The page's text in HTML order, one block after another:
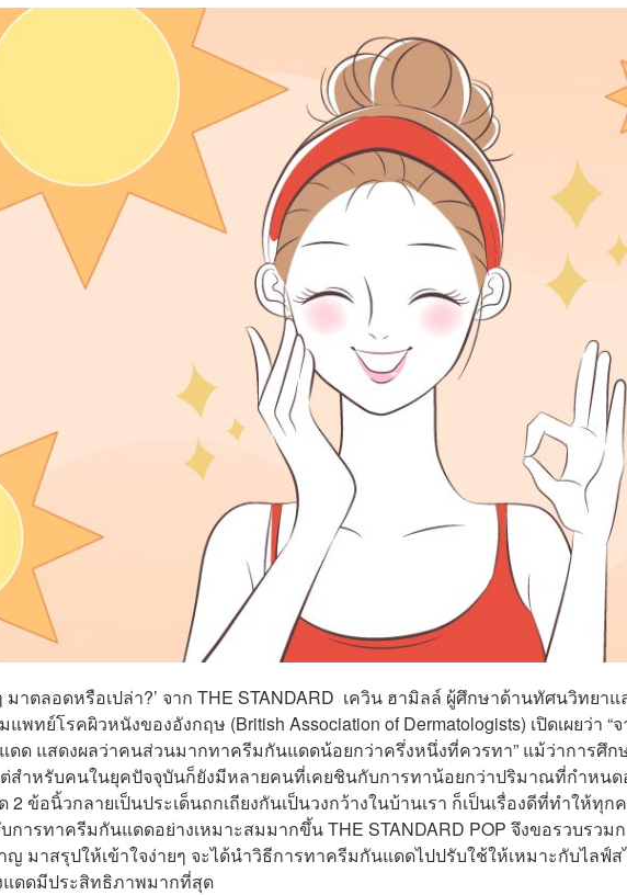
ตลอดหรือเปล่า?’ จาก THE STANDARD เควิน ฮามิลล์ ผู้ศึกษาด้านทัศนวิทยาแ
พทย์โรคผิวหนังของอังกฤษ (British Association of Dermatologists) เปิดเผยว่า “
ดด แสดงผลว่าคนส่วนมากทาครีมกันแดดน้อยกว่าครึ่งหนึ่งที่ควรทา” แม้ว่าการศึก
สำหรับคนในยุคปัจจุบันก็ยังมีหลายคนที่เคยชินกับการทาน้อยกว่าปริมาณที่กำหนด
ข้อนิ้วกลายเป็นประเด็นถกเถียงกันเป็นวงกว้างในบ้านเรา ก็เป็นเรื่องดีที่ทำให้ทุก
ารทาครีมกันแดดอย่างเหมาะสมมากขึ้น THE STANDARD POP จึงขอรวบรวม
มาสรุปให้เข้าใจง่ายๆ จะได้นำวิธีการทาครีมกันแดดไปปรับใช้ให้เหมาะกับไลฟ์ส
แดดมีประสิทธิภาพมากที่สุด